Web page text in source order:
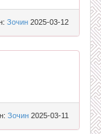
Зочин 2025-03-12
Зочин 2025-03-11